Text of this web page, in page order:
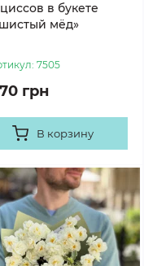
в букете
мёд»
7505
грн
В корзину